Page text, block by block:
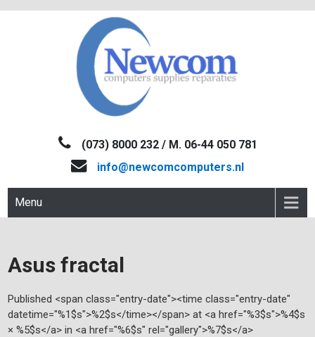
NEWCOM(073) 8000 232 / M. 06-44 050 781
info@newcomcomputers.nl
Menu
Asus fractal
Published <span class="entry-date"><time class="entry-date"
datetime="%1$s">%2$s</time></span> at <a href="%3$s">%4$s
× %5$s</a> in <a href="%6$s" rel="gallery">%7$s</a>